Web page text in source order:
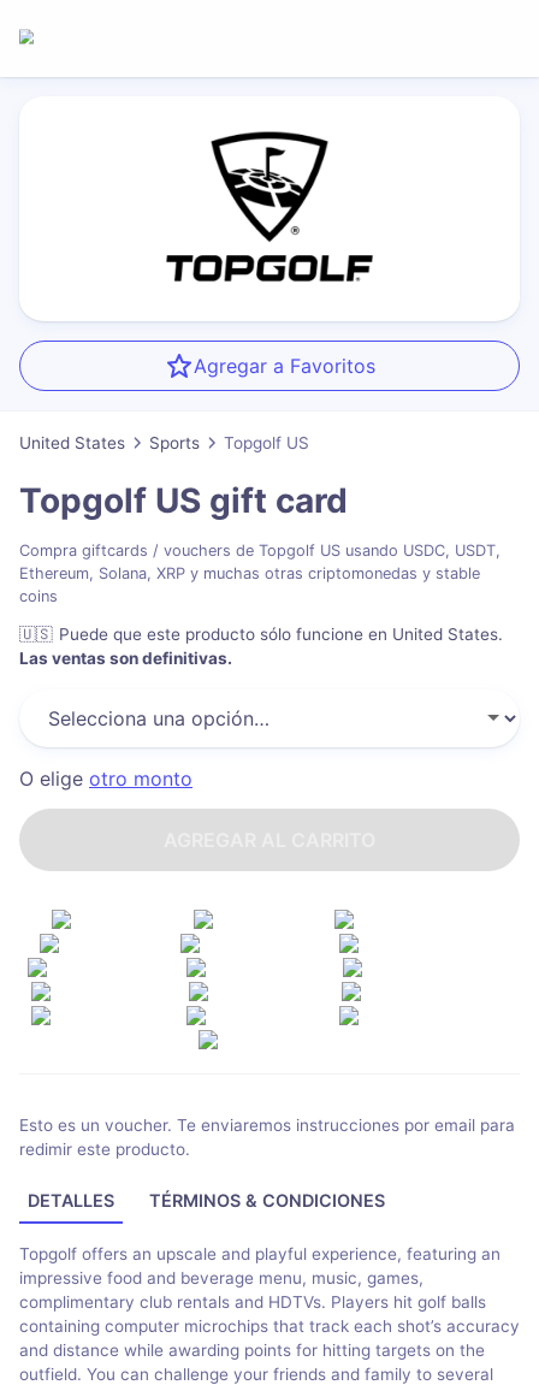
Agregar a Favoritos
United States Sports Topgolf US
Topgolf US gift card
Compra giftcards / vouchers de Topgolf US usando USDC, USDT,
Ethereum, Solana, XRP y muchas otras criptomonedas y stable
coins
🇺🇸 Puede que este producto sólo funcione en United States.
Las ventas son definitivas.
O elige otro monto
Esto es un voucher. Te enviaremos instrucciones por email para
redimir este producto.
DETALLES TÉRMINOS & CONDICIONES
Topgolf offers an upscale and playful experience, featuring an
impressive food and beverage menu, music, games,
complimentary club rentals and HDTVs. Players hit golf balls
containing computer microchips that track each shot’s accuracy
and distance while awarding points for hitting targets on the
outfield. You can challenge your friends and family to several